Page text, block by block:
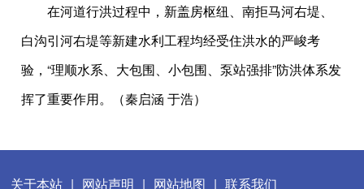
在河道行洪过程中，新盖房枢纽、南拒马河右堤、
白沟引河右堤等新建水利工程均经受住洪水的严峻考
验，“理顺水系、大包围、小包围、泵站强排”防洪体系发
挥了重要作用。（秦启涵 于浩）
关于本站 | 网站声明 | 网站地图 | 联系我们